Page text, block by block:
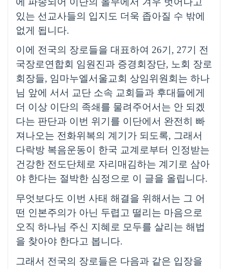
있는 선교사들의 입지도 더욱 좁아질 수 밖에
없게 됩니다.
이에 전국의 장로들을 대표하여 26기 , 27기 전
국장로연합회 임원진과 증경회장단, 노회 장로
회장들, 임마누엘서울교회 상임위원회는 하나
님 앞에 서서 교단 소속 교회들과 후대들에게
더 이상 이단의 족쇄를 물려주어서는 안 되겠
다는 판단과 이번 위기를 이단에서 완전히 빠
져나오는 전화위복의 계기가 되도록, 그래서
다락방 복음운동이 한국 교계로부터 인정받는
건강한 전도단체로 자리매김하는 계기로 삼아
야 한다는 절박한 심정으로 이 글을 올립니다.
무엇보다도 이번 사태 해결을 위해서는 그 어
떤 인본주의가 아닌 두렵고 떨리는 마음으로
오직 하나님 주신 지혜로 모두를 살리는 해법
을 찾아야 한다고 봅니다.
그래서 전국의 장로들은 다음과 같은 입장을